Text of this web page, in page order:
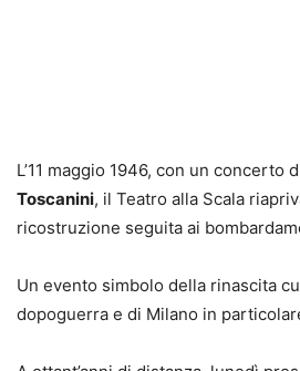
L’11 maggio 1946, con un concerto
Toscanini, il Teatro alla Scala
ricostruzione seguita ai
Un evento simbolo della rinascita
dopoguerra e di Milano in